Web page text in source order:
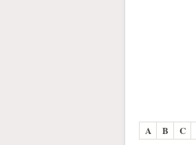
A B C